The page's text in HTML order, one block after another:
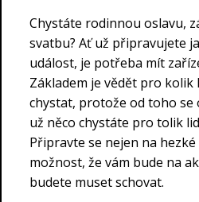
Chystáte rodinnou oslavu,
svatbu? Ať už připravujete
událost, je potřeba mít
Základem je vědět pro kolik
chystat, protože od toho se
už něco chystáte pro tolik
Připravte se nejen na hezké
možnost, že vám bude na
budete muset schovat.